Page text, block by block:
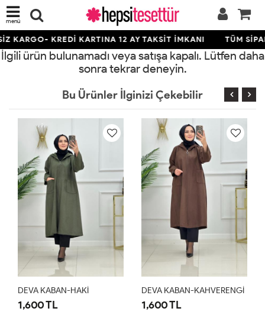
menü
KARGO- KREDİ KARTINA 12 AY TAKSİT İMKANI TÜM
İlgili ürün bulunamadı veya satışa kapalı. Lütfen daha
sonra tekrar deneyin.
Bu Ürünler İlginizi Çekebilir
DEVA KABAN-HAKİ
1,600 TL
DEVA KABAN-KAHVERENGİ
1,600 TL